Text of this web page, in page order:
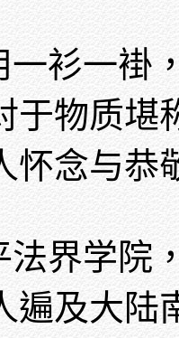
一衫一褂
于物质堪
怀念与恭
法界学院
遍及大陆